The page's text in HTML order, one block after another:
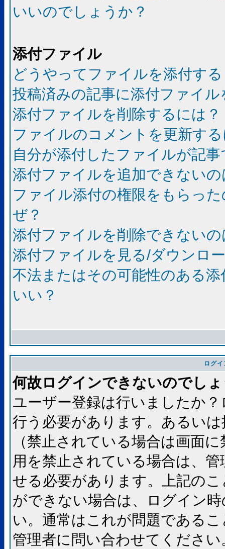
いいのでしょうか？
添付ファイル
どうやってファイルを添付す
投稿済みの記事に添付ファイ
添付ファイルを削除するには？
ファイルのコメントを更新す
自分が添付したファイルが記
添付ファイルを追加できない
ファイル添付の権限をもらっ
ぜ？
添付ファイルを削除できない
添付ファイルを見る/ダウンロ
不法またはその可能性のある
いい？
ログ
何故ログインできないのでし
ユーザー登録は行いましたか
行う必要があります。あるい
（禁止されている場合は画面
用を禁止されている場合は、
せる必要があります。上記の
ができない場合は、ログイン
い。通常はこれが問題である
管理者に問い合わせてください